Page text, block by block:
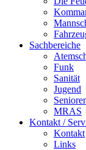
Sachbereiche
Funk
Sanität
Jugend
MRAS
Kontakt /
Kontakt
Links